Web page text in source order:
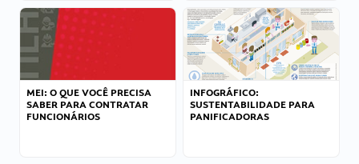
MEI: O QUE VOCÊ PRECISA
SABER PARA CONTRATAR
FUNCIONÁRIOS
INFOGRÁFICO:
SUSTENTABILIDADE PARA
PANIFICADORAS